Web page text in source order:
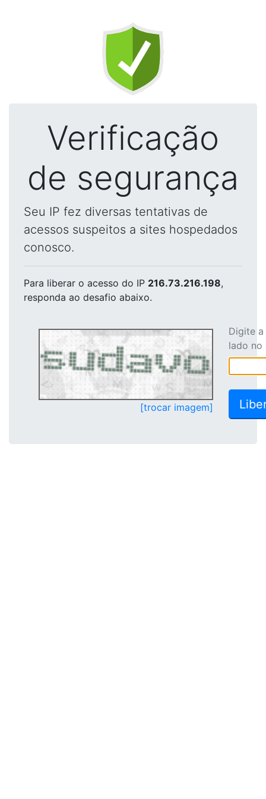
Verificação
de segurança
Seu IP fez diversas tentativas de
acessos suspeitos a sites hospedados
conosco.
Para liberar o acesso do IP 216.73.216.198,
responda ao desafio abaixo.
[trocar imagem]
Digite
lado no